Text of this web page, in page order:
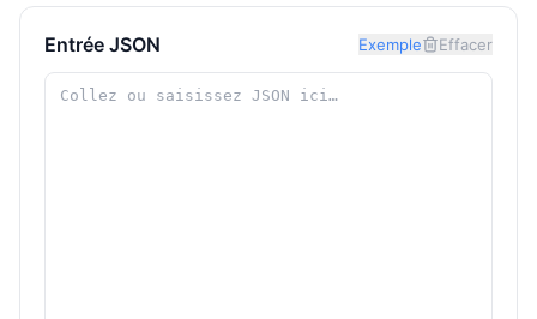
Entrée JSON Exemple Effacer